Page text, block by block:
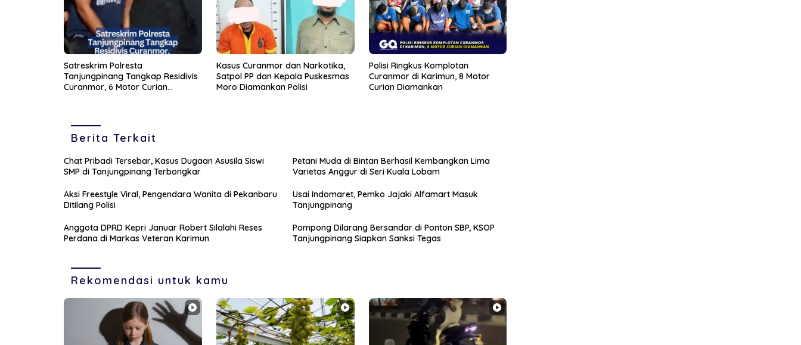
Satreskrim Polresta
Tanjungpinang Tangkap Residivis
Curanmor, 6 Motor Curian
Kasus Curanmor dan Narkotika,
Satpol PP dan Kepala Puskesmas
Moro Diamankan Polisi
Polisi Ringkus Komplotan
Curanmor di Karimun, 8 Motor
Curian Diamankan
Berita Terkait
Chat Pribadi Tersebar, Kasus Dugaan Asusila Siswi
SMP di Tanjungpinang Terbongkar
Petani Muda di Bintan Berhasil Kembangkan Lima
Varietas Anggur di Seri Kuala Lobam
Aksi Freestyle Viral, Pengendara Wanita di Pekanbaru
Ditilang Polisi
Usai Indomaret, Pemko Jajaki Alfamart Masuk
Tanjungpinang
Anggota DPRD Kepri Januar Robert Silalahi Reses
Perdana di Markas Veteran Karimun
Pompong Dilarang Bersandar di Ponton SBP, KSOP
Tanjungpinang Siapkan Sanksi Tegas
Rekomendasi untuk kamu